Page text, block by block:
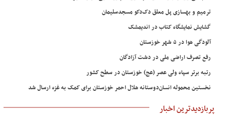
ترمیم و بهسازی پل معلق دک‌دکو مسجدسلیمان
گشایش نمایشگاه کتاب در اندیمشک
آلودگی هوا در ۵ شهر خوزستان
رفع تصرف اراضی ملی در دشت آزادگان
رتبه برتر سپاه ولی عصر (عج) خوزستان در سطح کشور
نخستین محموله انسان‌دوستانه هلال احمر خوزستان برای کمک به غزه ارسال شد
پربازدیدترین اخبار